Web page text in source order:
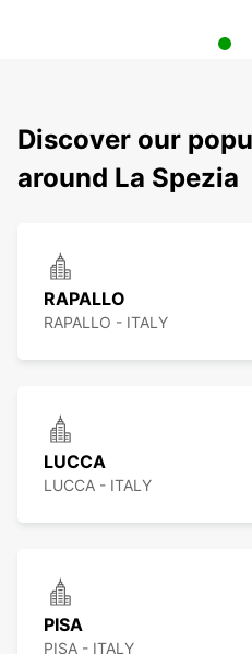
Discover our
around La Spezia
RAPALLO
RAPALLO - ITALY
LUCCA
LUCCA - ITALY
PISA
PISA - ITALY